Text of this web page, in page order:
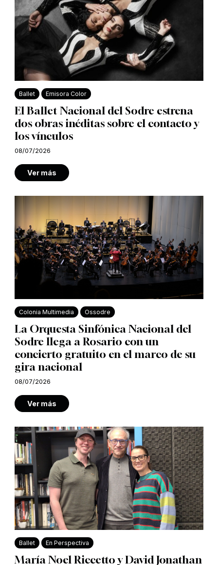
Ballet Emisora Color
El Ballet Nacional del Sodre estrena
dos obras inéditas sobre el contacto y
los vínculos
08/07/2026
Ver más
Colonia Multimedia Ossodre
La Orquesta Sinfónica Nacional del
Sodre llega a Rosario con un
concierto gratuito en el marco de su
gira nacional
08/07/2026
Ver más
Ballet En Perspectiva
María Noel Riccetto y David Jonathan